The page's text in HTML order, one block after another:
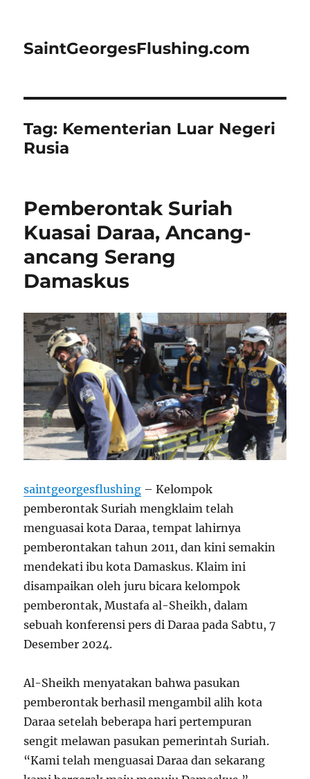
SaintGeorgesFlushing.com
Tag: Kementerian Luar Negeri
Rusia
Pemberontak Suriah
Kuasai Daraa, Ancang-
ancang Serang
Damaskus
saintgeorgesflushing – Kelompok
pemberontak Suriah mengklaim telah
menguasai kota Daraa, tempat lahirnya
pemberontakan tahun 2011, dan kini semakin
mendekati ibu kota Damaskus. Klaim ini
disampaikan oleh juru bicara kelompok
pemberontak, Mustafa al-Sheikh, dalam
sebuah konferensi pers di Daraa pada Sabtu, 7
Desember 2024.
Al-Sheikh menyatakan bahwa pasukan
pemberontak berhasil mengambil alih kota
Daraa setelah beberapa hari pertempuran
sengit melawan pasukan pemerintah Suriah.
“Kami telah menguasai Daraa dan sekarang